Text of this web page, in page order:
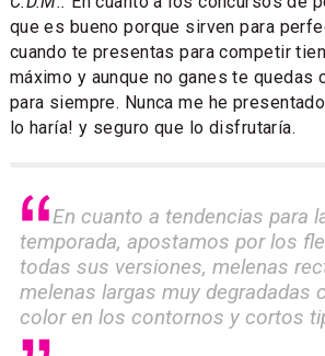
que es bueno porque sirven para
cuando te presentas para competir
máximo y aunque no ganes te quedas
para siempre. Nunca me he
lo haría! y seguro que lo disfrutaría.
En cuanto a tendencias para
temporada, apostamos por los
todas sus versiones, melenas
melenas largas muy degradadas
color en los contornos y cortos